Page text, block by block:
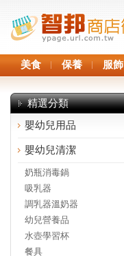
美食 保養 服飾
精選分類
嬰幼兒用品
嬰幼兒清潔
奶瓶消毒鍋
吸乳器
調乳器溫奶器
幼兒營養品
水壺學習杯
餐具